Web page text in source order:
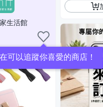
生活館
可以追蹤你喜愛的商店！